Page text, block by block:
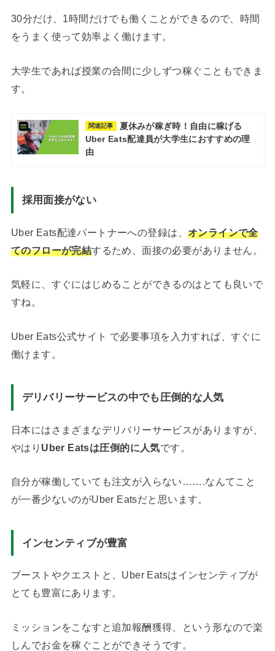
30分だけ、1時間だけでも働くことができるので、時間
をうまく使って効率よく働けます。
大学生であれば授業の合間に少しずつ稼ぐこともできま
す。
関連記事
夏休みが稼ぎ時！自由に稼げる
Uber Eats配達員が大学生におすすめの理
由
採用面接がない
Uber Eats配達パートナーへの登録は、 オンラインで全
てのフローが完結するため、面接の必要がありません。
気軽に、すぐにはじめることができるのはとても良いで
すね。
Uber Eats公式サイト で必要事項を入力すれば、すぐに
働けます。
デリバリーサービスの中でも圧倒的な人気
日本にはさまざまなデリバリーサービスがありますが、
やはり Uber Eatsは圧倒的に人気です。
自分が稼働していても注文が入らない…….なんてこと
が一番少ないのがUber Eatsだと思います。
インセンティブが豊富
ブーストやクエストと、Uber Eatsはインセンティブが
とても豊富にあります。
ミッションをこなすと追加報酬獲得、という形なので楽
しんでお金を稼ぐことができそうです。